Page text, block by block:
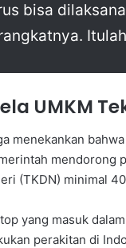
bisa
UMKM
menekankan
mendorong
(TKDN) minimal
yang masuk
perakitan di